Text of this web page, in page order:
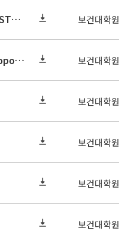
2026학년도 2학기 보건대학원 강의시간표(revised 260803)(2026 2nd SEMESTER SNU GSPH TIMETABLE) 보건대학원
2026학년도 2학기 논문작성계획서 제출 안내(박사 초심 일정 포함)_Thesis Proposal 보건대학원
보건대학원
보건대학원
보건대학원
보건대학원